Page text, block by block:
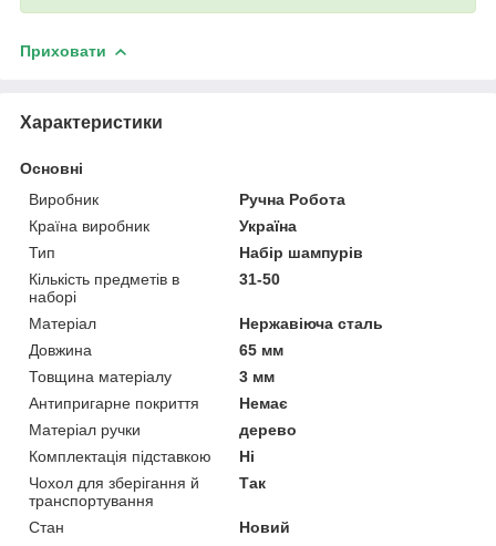
Приховати
Характеристики
Основні
Виробник
Ручна Робота
Країна виробник
Україна
Тип
Набір шампурів
Кількість предметів в
наборі
31-50
Матеріал
Нержавіюча сталь
Довжина
65 мм
Товщина матеріалу
3 мм
Антипригарне покриття
Немає
Матеріал ручки
дерево
Комплектація підставкою
Ні
Чохол для зберігання й
транспортування
Так
Стан Новий